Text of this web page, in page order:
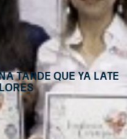
tarde que ya late